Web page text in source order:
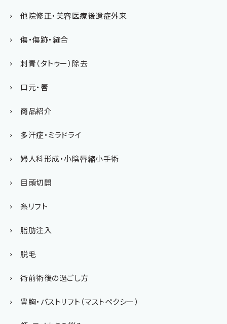
他院修正・美容医療後遺症外来
傷・傷跡・縫合
刺青（タトゥー）除去
口元・唇
商品紹介
多汗症・ミラドライ
婦人科形成・小陰唇縮小手術
目頭切開
糸リフト
脂肪注入
脱毛
術前術後の過ごし方
豊胸・バストリフト（マストペクシー）